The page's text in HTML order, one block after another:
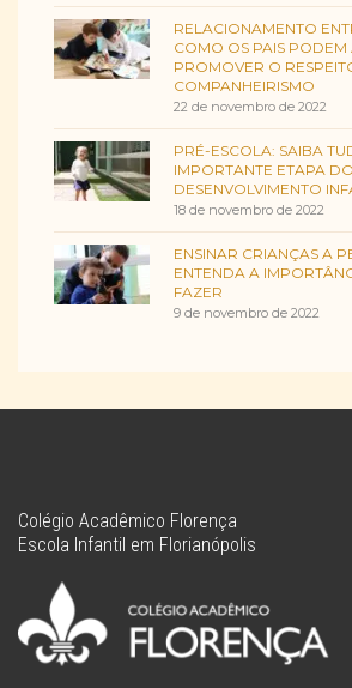
RELACIONAMENTO
COMO OS PAIS
PROMOVER O
COMPANHEIRISMO
22 de novembro de 2022
PRÉ-ESCOLA: SAIBA
IMPORTANTE ETAPA DO
DESENVOLVIMENTO
18 de novembro de 2022
ENSINAR CRIANÇAS A
ENTENDA A
FAZER
9 de novembro de 2022
Colégio Acadêmico Florença
Escola Infantil em Florianópolis